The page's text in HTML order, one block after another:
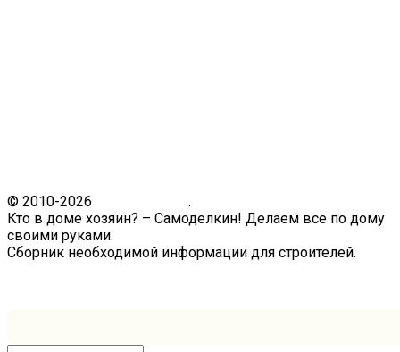
© 2010-2026
.
Кто в доме хозяин? – Самоделкин! Делаем все по дому
своими руками.
Сборник необходимой информации для строителей.